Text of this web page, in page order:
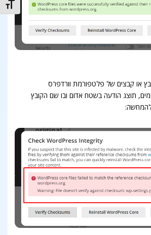
או קבצים של פלטפורמת וורדפרס
תוצג הודעה בשטח אדום ובו שם הקובץ
להמחשה: